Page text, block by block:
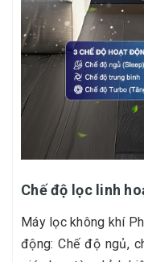
Chế độ lọc linh
Máy lọc không khí
động: Chế độ ngủ,